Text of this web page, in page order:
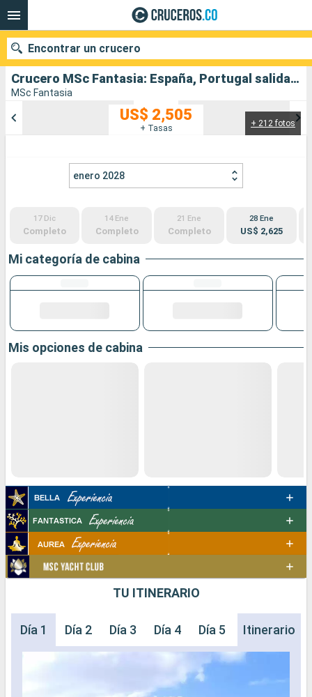
Crucero MSc Fantasia: España, Portugal salida desde Arrecife
MSc Fantasia
+ 212 fotos
US$ 2,505
+ Tasas
enero 2028
17 Dic
Completo
14 Ene
Completo
21 Ene
Completo
28 Ene
US$ 2,625
Mi categoría de cabina
Mis opciones de cabina
TU ITINERARIO
Día 1 Día 2 Día 3 Día 4 Día 5 Día 6 Día
Itinerario
Encontrar un crucero
Compañías
Buscar